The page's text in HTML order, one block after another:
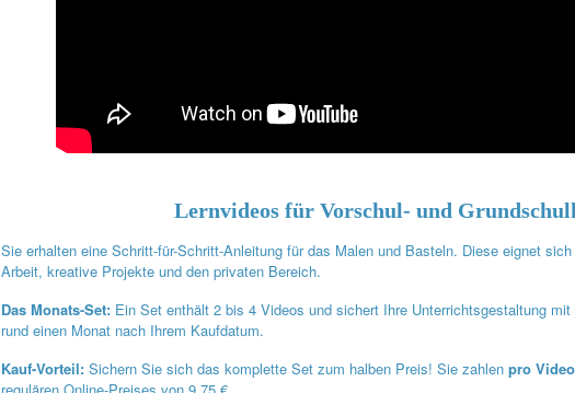
Lernvideos für Vorschul- und
Sie erhalten eine Schritt-für-Schritt-Anleitung für das Malen und Basteln. Diese eignet
Arbeit, kreative Projekte und den privaten Bereich.
Das Monats-Set: Ein Set enthält 2 bis 4 Videos und sichert Ihre Unterrichtsgestaltung
rund einen Monat nach Ihrem Kaufdatum.
Kauf-Vorteil: Sichern Sie sich das komplette Set zum halben Preis! Sie zahlen pro